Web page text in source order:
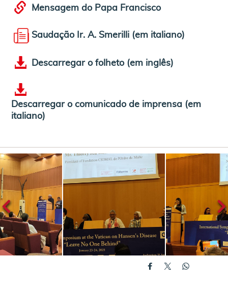
Mensagem do Papa Francisco
Saudação Ir. A. Smerilli (em italiano)
Descarregar o folheto (em inglês)
Descarregar o comunicado de imprensa (em
italiano)